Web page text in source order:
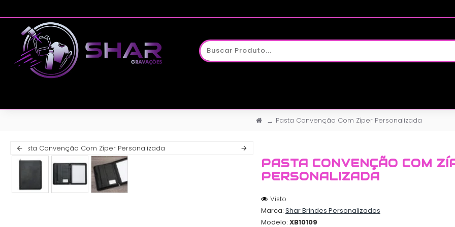
Pasta Convenção Com Zíper Personalizada
PASTA CONVENÇÃO COM
PERSONALIZADA
Marca: Shar Brindes Personalizados
Modelo: XB10109
Visto